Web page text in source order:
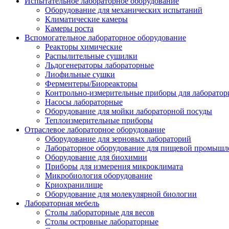
Оборудование для механических испытаний
Климатические камеры
Камеры роста
Вспомогательное лабораторное оборудование
Реакторы химические
Распылительные сушилки
Льдогенераторы лабораторные
Лиофильные сушки
Ферментеры/Биореакторы
Контрольно-измерительные приборы для
Насосы лабораторные
Оборудование для мойки лабораторной посуды
Теплоизмерительные приборы
Отраслевое лабораторное оборудование
Оборудование для зерновых лабораторий
Лабораторное оборудование для пищевой
Оборудование для биохимии
Приборы для измерения микроклимата
Микробиология оборудование
Криохранилище
Оборудование для молекулярной биологии
Лабораторная мебель
Столы лабораторные для весов
Столы островные лабораторные